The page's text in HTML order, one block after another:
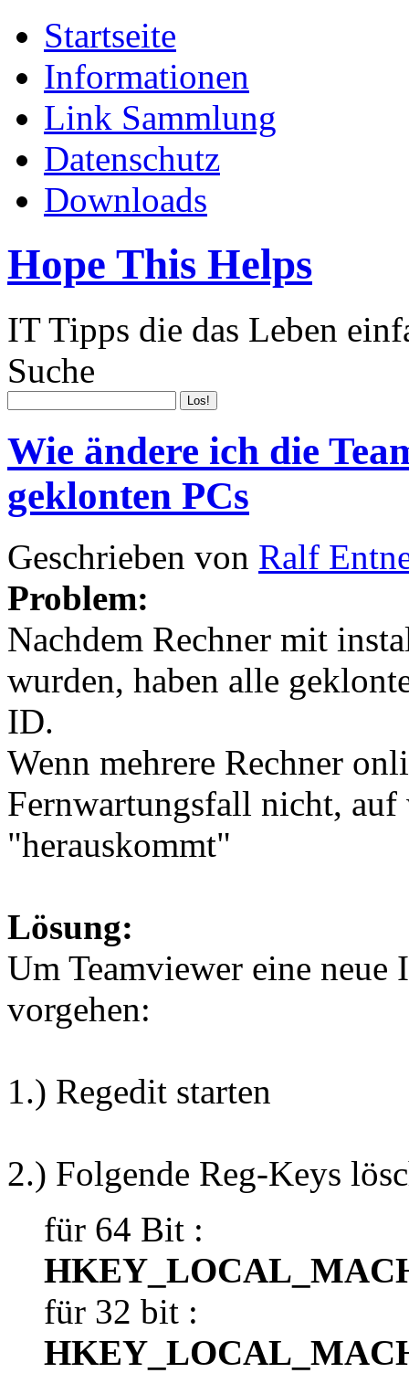
Startseite
Informationen
Link Sammlung
Datenschutz
Downloads
Hope This Helps
IT Tipps die das Leben
Suche
Wie ändere ich die
geklonten PCs
Geschrieben von Ralf
Problem:
Nachdem Rechner mit
wurden, haben alle
ID.
Wenn mehrere Rechner
Fernwartungsfall nicht, auf
"herauskommt"
Lösung:
Um Teamviewer eine
vorgehen:
1.) Regedit starten
2.) Folgende Reg-Keys
für 64 Bit :
für 32 bit :